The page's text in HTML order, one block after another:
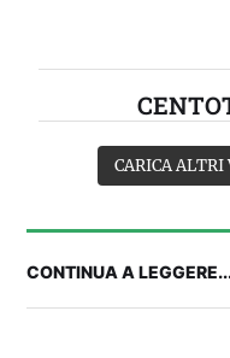
CARICA ALTRI
CONTINUA A